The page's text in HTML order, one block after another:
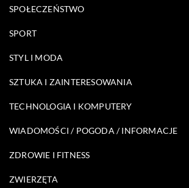
SPOŁECZEŃSTWO
SPORT
STYL I MODA
SZTUKA I ZAINTERESOWANIA
TECHNOLOGIA I KOMPUTERY
WIADOMOŚCI / POGODA / INFORMACJE
ZDROWIE I FITNESS
ZWIERZĘTA